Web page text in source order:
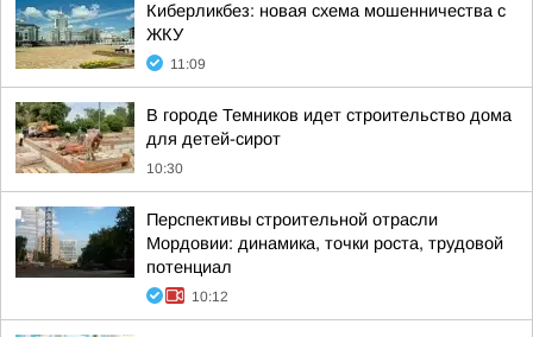
Киберликбез: новая схема мошенничества с
ЖКУ
11:09
В городе Темников идет строительство дома
для детей-сирот
10:30
Перспективы строительной отрасли
Мордовии: динамика, точки роста, трудовой
потенциал
10:12